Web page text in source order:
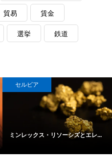
貿易 賃金
選挙 鉄道
セルビア
ミンレックス・リソーシズとエレ...